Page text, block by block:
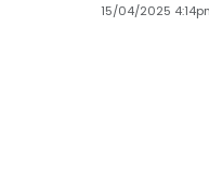
15/04/2025